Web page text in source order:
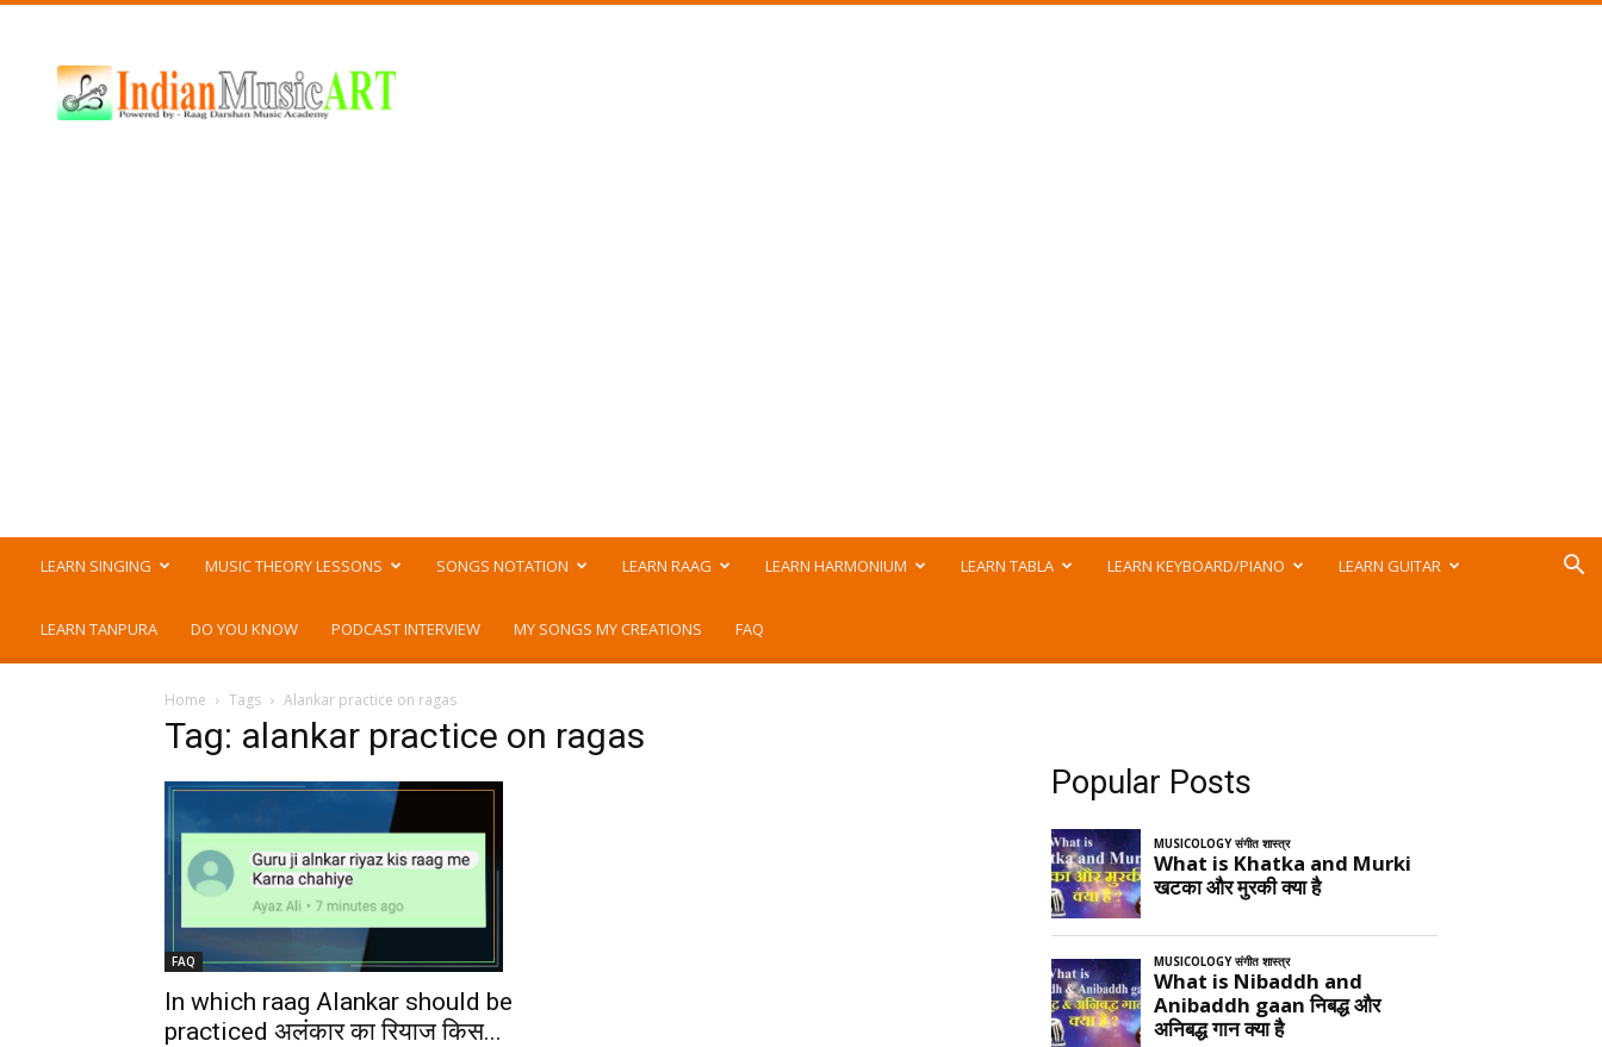
Music
ART
LEARN SINGING MUSIC THEORY LESSONS SONGS NOTATION LEARN RAAG LEARN HARMONIUM LEARN TABLA LEARN KEYBOARD/PIANO LEARN GUITAR
LEARN TANPURA DO YOU KNOW PODCAST INTERVIEW MY SONGS MY CREATIONS FAQ
Home Tags Alankar practice on ragas
Tag: alankar practice on ragas
FAQ
In which raag Alankar should be
practiced अलंकार का रियाज किस...
Popular Posts